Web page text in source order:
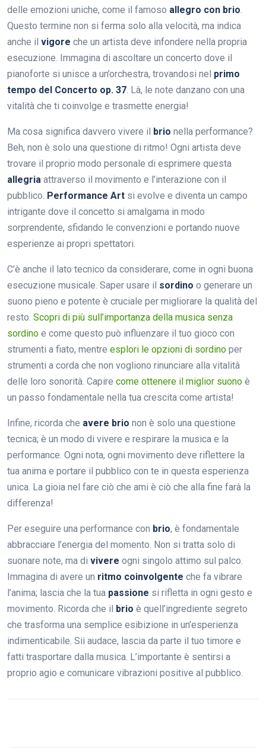
delle emozioni uniche, come il famoso allegro con brio
Questo termine non si ferma solo alla velocità, ma indica
anche il vigore che un artista deve infondere nella propria
esecuzione. Immagina di ascoltare un concerto dove il
pianoforte si unisce a un’orchestra, trovandosi nel primo
tempo del Concerto op. 37 . Là, le note danzano con una
vitalità che ti coinvolge e trasmette energia!
Ma cosa significa davvero vivere il brio nella performance?
Beh, non è solo una questione di ritmo! Ogni artista deve
trovare il proprio modo personale di esprimere questa
allegria attraverso il movimento e l’interazione con il
pubblico. Performance Art si evolve e diventa un campo
intrigante dove il concetto si amalgama in modo
sorprendente, sfidando le convenzioni e portando nuove
esperienze ai propri spettatori.
C’è anche il lato tecnico da considerare, come in ogni buona
esecuzione musicale. Saper usare il sordino o generare un
suono pieno e potente è cruciale per migliorare la qualità del
resto. Scopri di più sull’importanza della musica senza
sordino e come questo può influenzare il tuo gioco con
strumenti a fiato, mentre esplori le opzioni di sordino per
strumenti a corda che non vogliono rinunciare alla vitalità
delle loro sonorità. Capire come ottenere il miglior suono è
un passo fondamentale nella tua crescita come artista!
Infine, ricorda che avere brio non è solo una questione
tecnica; è un modo di vivere e respirare la musica e la
performance. Ogni nota, ogni movimento deve riflettere la
tua anima e portare il pubblico con te in questa esperienza
unica. La gioia nel fare ciò che ami è ciò che alla fine farà la
differenza!
Per eseguire una performance con brio, è fondamentale
abbracciare l’energia del momento. Non si tratta solo di
suonare note, ma di vivere ogni singolo attimo sul palco.
Immagina di avere un ritmo coinvolgente che fa vibrare
l’anima; lascia che la tua passione si rifletta in ogni gesto e
movimento. Ricorda che il brio è quell’ingrediente segreto
che trasforma una semplice esibizione in un’esperienza
indimenticabile. Sii audace, lascia da parte il tuo timore e
fatti trasportare dalla musica. L’importante è sentirsi a
proprio agio e comunicare vibrazioni positive al pubblico.